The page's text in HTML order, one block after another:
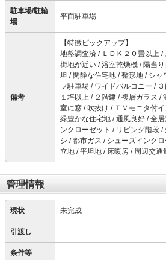
駐車場/駐輪
場
平面駐車場
備考
【特徴ピックアップ】
地盤調査済 / ＬＤＫ２０畳以上
街地が近い / 浴室乾燥機 / 陽当
坦 / 閑静な住宅地 / 整形地 / シ
フ駐車場 / ワイドバルコニー /
１坪以上 / ２階建 / 複層ガラス /
室に窓 / 吹抜け / ＴＶモニタ付
緑豊かな住宅地 / 通風良好 / 全
ンクローゼット / リビング階段
シ / 都市ガス / シューズインク
立地 / 平坦地 / 床暖房 / 周辺交通
管理情報
現状 未完成
引渡し －
条件等 －